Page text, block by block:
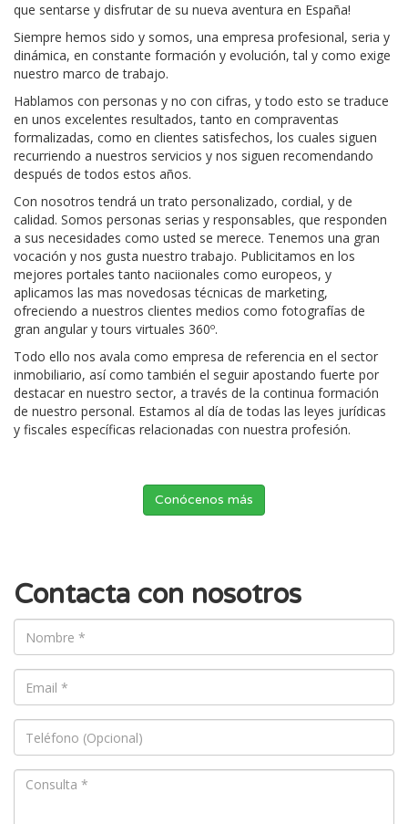
que sentarse y disfrutar de su nueva aventura en España!
Siempre hemos sido y somos, una empresa profesional, seria y
dinámica, en constante formación y evolución, tal y como exige
nuestro marco de trabajo.
Hablamos con personas y no con cifras, y todo esto se traduce
en unos excelentes resultados, tanto en compraventas
formalizadas, como en clientes satisfechos, los cuales siguen
recurriendo a nuestros servicios y nos siguen recomendando
después de todos estos años.
Con nosotros tendrá un trato personalizado, cordial, y de
calidad. Somos personas serias y responsables, que responden
a sus necesidades como usted se merece. Tenemos una gran
vocación y nos gusta nuestro trabajo. Publicitamos en los
mejores portales tanto naciionales como europeos, y
aplicamos las mas novedosas técnicas de marketing,
ofreciendo a nuestros clientes medios como fotografías de
gran angular y tours virtuales 360º.
Todo ello nos avala como empresa de referencia en el sector
inmobiliario, así como también el seguir apostando fuerte por
destacar en nuestro sector, a través de la continua formación
de nuestro personal. Estamos al día de todas las leyes jurídicas
y fiscales específicas relacionadas con nuestra profesión.
Conócenos más
Contacta con nosotros